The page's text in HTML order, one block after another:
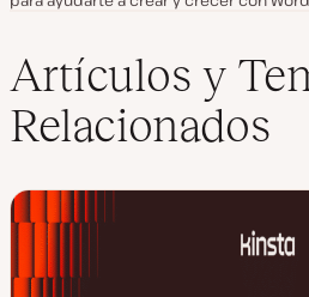
Artículos y
Relacionados